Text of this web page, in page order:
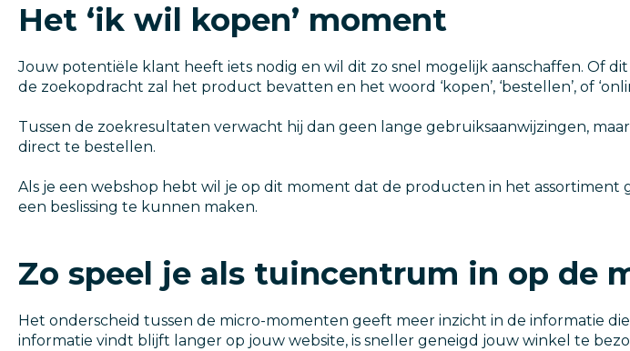
Het ‘ik wil kopen’ moment
Jouw potentiële klant heeft iets nodig en wil dit zo snel mogelijk aanschaffen. Of
de zoekopdracht zal het product bevatten en het woord ‘kopen’, ‘bestellen’, of
Tussen de zoekresultaten verwacht hij dan geen lange gebruiksaanwijzingen,
direct te bestellen.
Als je een webshop hebt wil je op dit moment dat de producten in het
een beslissing te kunnen maken.
Zo speel je als tuincentrum in op de
Het onderscheid tussen de micro-momenten geeft meer inzicht in de informatie
informatie vindt blijft langer op jouw website, is sneller geneigd jouw winkel te